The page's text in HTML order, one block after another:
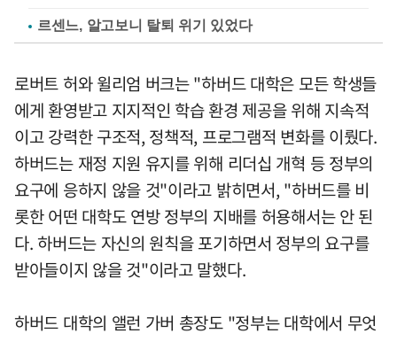
르센느, 알고보니 탈퇴 위기 있었다
로버트 허와 윌리엄 버크는 "하버드 대학은 모든 학생들
에게 환영받고 지지적인 학습 환경 제공을 위해 지속적
이고 강력한 구조적, 정책적, 프로그램적 변화를 이뤘다.
하버드는 재정 지원 유지를 위해 리더십 개혁 등 정부의
요구에 응하지 않을 것"이라고 밝히면서, "하버드를 비
롯한 어떤 대학도 연방 정부의 지배를 허용해서는 안 된
다. 하버드는 자신의 원칙을 포기하면서 정부의 요구를
받아들이지 않을 것"이라고 말했다.
하버드 대학의 앨런 가버 총장도 "정부는 대학에서 무엇